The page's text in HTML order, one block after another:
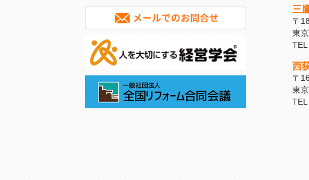
三
〒
東
西
〒
東